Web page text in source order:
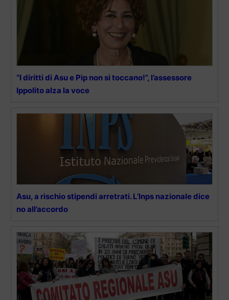
“I diritti di Asu e Pip non si toccano!”, l’assessore
Ippolito alza la voce
Asu, a rischio stipendi arretrati. L’Inps nazionale dice
no all’accordo